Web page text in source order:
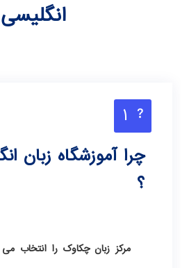
انگلیسی
1
چرا آموزشگاه زبان
؟
مرکز زبان چکاوک را انتخاب